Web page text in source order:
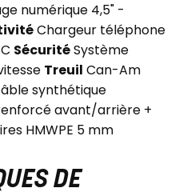
numérique 4,5" -
Chargeur téléphone
SécuritéSystème
Treuil Can-Am
synthétique
avant/arrière +
HMWPE 5 mm
DE